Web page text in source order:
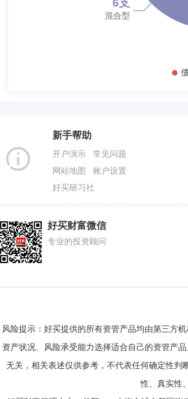
仇莉莉女士：人力资源部总经理、职
庆协信远创商业管理有限公司上海闵
资源部副总监，安联寰通海外投资基
（上海）有限公司基金公司筹备组风险
卢蓉 首席信息官
关子阳先生：副总经理、首席市场官
方营销中心总经理、机构理财部副总
学历：硕士
新手帮助
开户演示
常见问题
网站地图
账户设置
好买研习社
好买财富微信
专业的投资顾问
风险提示：好买提供的所有资管产品均由第三方
资产状况、风险承受能力选择适合自己的资管产
无关，相关表述仅供参考，不代表任何确定性
性、真实性